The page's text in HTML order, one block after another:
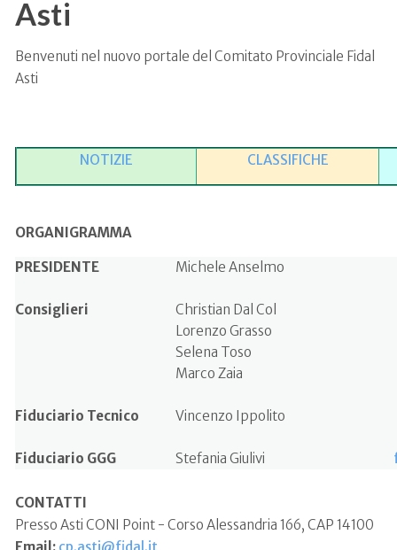
Asti
Benvenuti nel nuovo portale del Comitato Provinciale Fidal
Asti
NOTIZIE CLASSIFICHE
ORGANIGRAMMA
PRESIDENTE Michele Anselmo
Consiglieri
Christian Dal Col
Lorenzo Grasso
Selena Toso
Marco Zaia
Fiduciario Tecnico Vincenzo Ippolito
Fiduciario GGG Stefania Giulivi
CONTATTI
Presso Asti CONI Point - Corso Alessandria 166, CAP 14100
Email: cp.asti@fidal.it